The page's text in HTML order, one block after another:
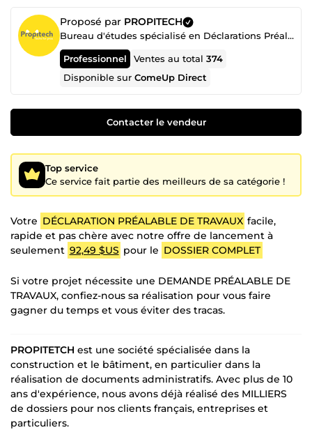
Proposé par PROPITECH
Bureau d'études spécialisé en Déclarations Préalables de Travaux (DP) et Permis de Construire (PC)
Professionnel Ventes au total374
Disponible surComeUp Direct
Contacter le vendeur
Top service
Ce service fait partie des meilleurs de sa catégorie !
Votre DÉCLARATION PRÉALABLE DE TRAVAUX facile,
rapide et pas chère avec notre offre de lancement à
seulement 92,49 $US pour le DOSSIER COMPLET
Si votre projet nécessite une DEMANDE PRÉALABLE DE
TRAVAUX, confiez-nous sa réalisation pour vous faire
gagner du temps et vous éviter des tracas.
PROPITETCH est une société spécialisée dans la
construction et le bâtiment, en particulier dans la
réalisation de documents administratifs. Avec plus de 10
ans d'expérience, nous avons déjà réalisé des MILLIERS
de dossiers pour nos clients français, entreprises et
particuliers.